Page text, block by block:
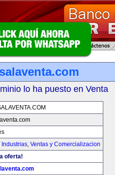
lo ha puesto en Venta
Industrias, Ventas y Comercializacion
oferta!